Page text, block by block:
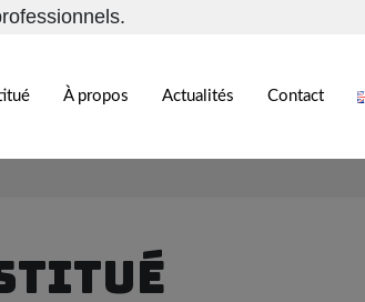
À propos Actualités Contact